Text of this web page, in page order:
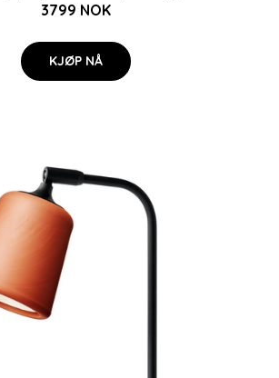
3799 NOK
KJØP NÅ